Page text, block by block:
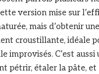
version mise sur
mais d’obtenir
croustillante, idéale
improvisés. C’est aussi
pétrir, étaler la pâte,